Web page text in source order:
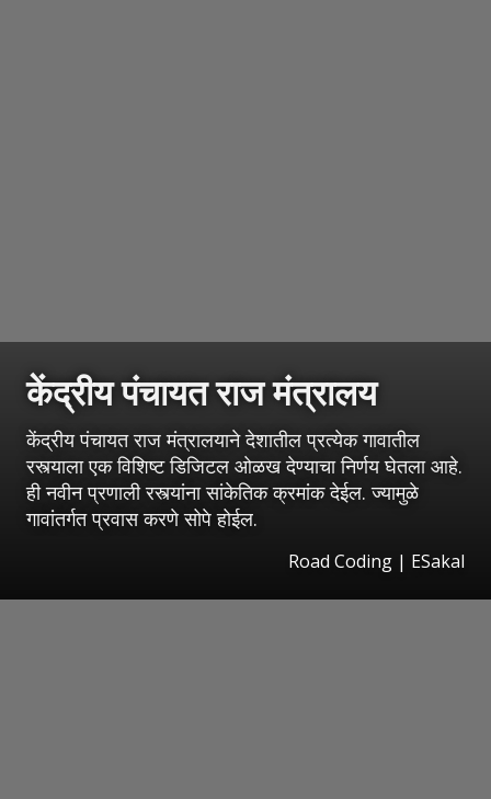
केंद्रीय पंचायत राज मंत्रालय
केंद्रीय पंचायत राज मंत्रालयाने देशातील प्रत्येक गावातील
रस्त्याला एक विशिष्ट डिजिटल ओळख देण्याचा निर्णय घेतला आहे.
ही नवीन प्रणाली रस्त्यांना सांकेतिक क्रमांक देईल. ज्यामुळे
गावांतर्गत प्रवास करणे सोपे होईल.
Road Coding | ESakal